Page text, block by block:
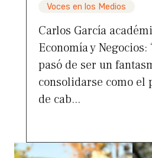
Voces en los Medios
Carlos García
Economía y
pasó de ser un
consolidarse como
de cab...